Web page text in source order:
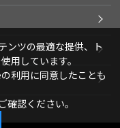
ンツの最適な提供、ト
用しています。
利用に同意したことも
確認ください。